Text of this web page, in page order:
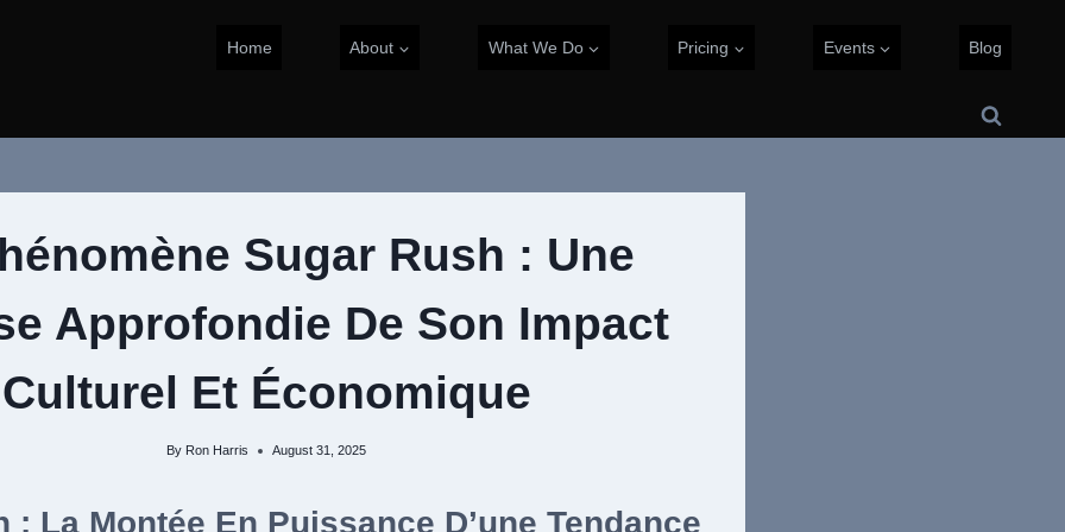
Home About What We Do Pricing Events Blog
Sugar Rush : Une
Approfondie De Son Impact
Culturel Et Économique
By Ron Harris August 31, 2025
: La Montée En Puissance D’une Tendance